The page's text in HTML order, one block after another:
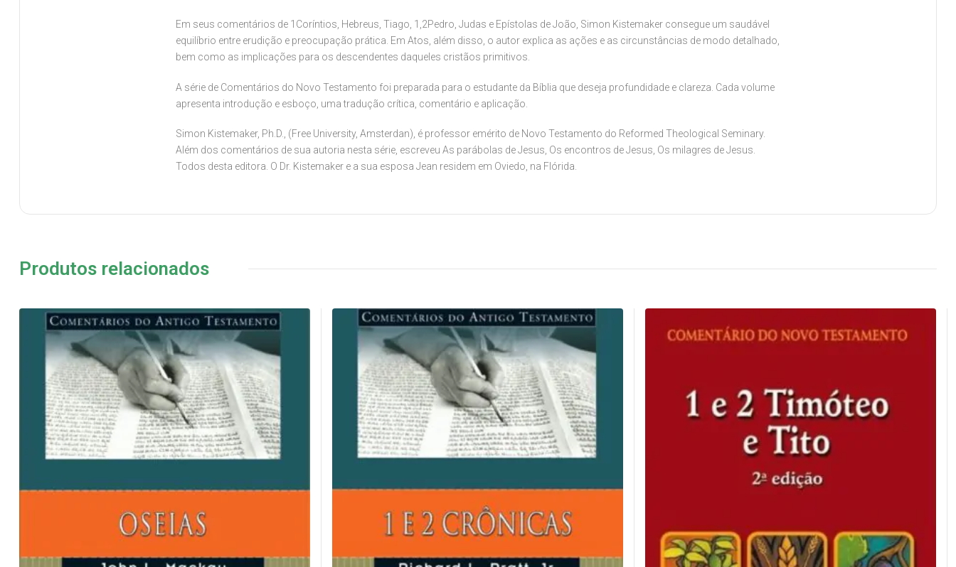
Em seus comentários de 1Coríntios, Hebreus, Tiago, 1,2Pedro, Judas e Epístolas de João, Simon Kistemaker consegue um saudável
equilíbrio entre erudição e preocupação prática. Em Atos, além disso, o autor explica as ações e as circunstâncias de modo detalhado,
bem como as implicações para os descendentes daqueles cristãos primitivos.
A série de Comentários do Novo Testamento foi preparada para o estudante da Bíblia que deseja profundidade e clareza. Cada volume
apresenta introdução e esboço, uma tradução crítica, comentário e aplicação.
Simon Kistemaker, Ph.D., (Free University, Amsterdan), é professor emérito de Novo Testamento do Reformed Theological Seminary.
Além dos comentários de sua autoria nesta série, escreveu As parábolas de Jesus, Os encontros de Jesus, Os milagres de Jesus.
Todos desta editora. O Dr. Kistemaker e a sua esposa Jean residem em Oviedo, na Flórida.
Produtos relacionados